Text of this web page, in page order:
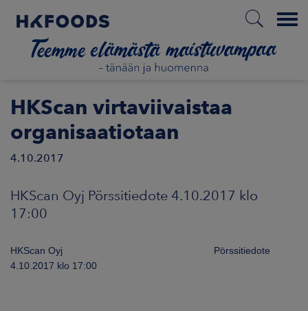
Menu
ETUSIVU
MEISTÄ
HKScan virtaviivaistaa
organisaatiotaan
4.10.2017
HKScan Oyj Pörssitiedote 4.10.2017 klo
17:00
HKScan Oyj Pörssitiedote
4.10.2017 klo 17:00